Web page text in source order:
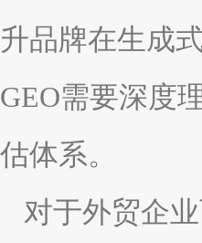
升品牌在生成
GEO需要深度
估体系。
对于外贸企